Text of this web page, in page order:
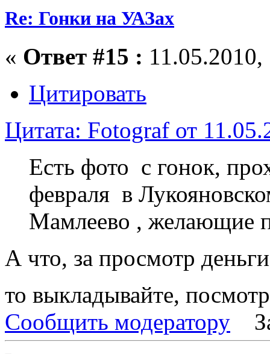
Re: Гонки на УАЗах
« Ответ #15 :
Цитировать
Цитата: Fotograf от
Есть фото с гонок,
февраля в
Мамлеево , желающие
А что, за просмотр
то выкладывайте,
Сообщить модератору